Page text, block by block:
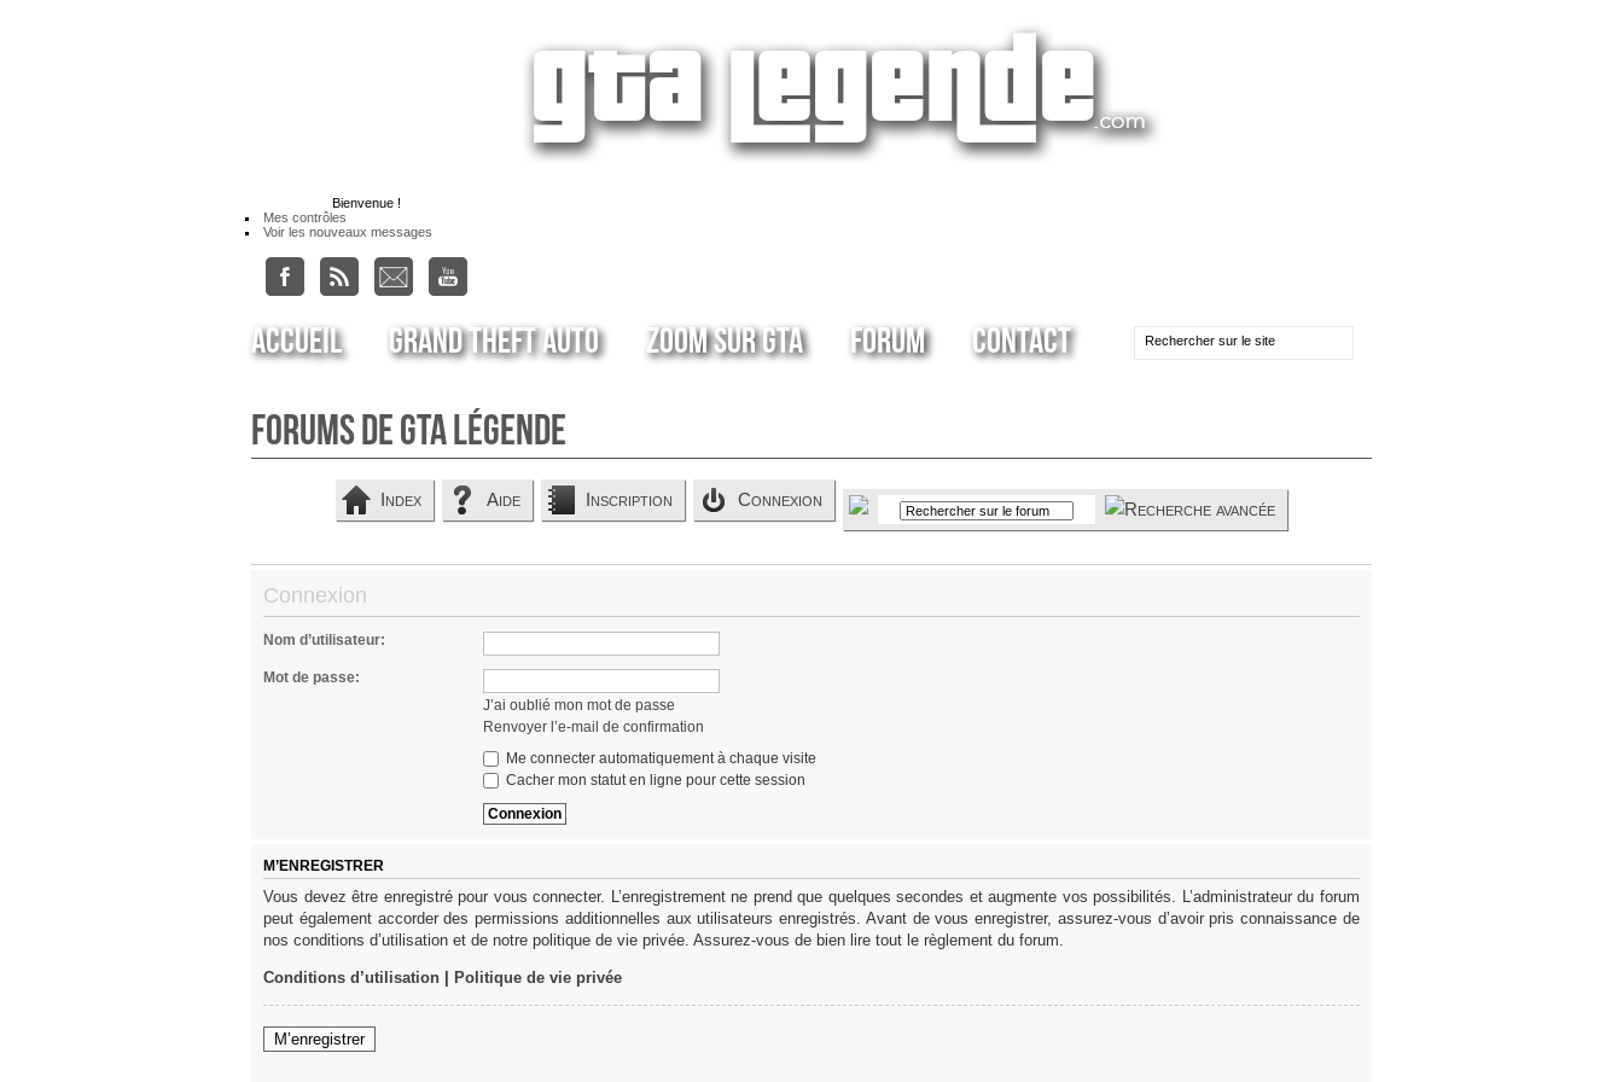
Bienvenue !
Mes contrôles
Voir les nouveaux messages
Accueil Grand Theft Auto Zoom sur GTA Forum Contact
Forums de GTA Légende
Index Aide Inscription Connexion
Connexion
Nom d’utilisateur:
Mot de passe:
J’ai oublié mon mot de passe
Renvoyer l’e-mail de confirmation
Me connecter automatiquement à chaque visite
Cacher mon statut en ligne pour cette session
M’ENREGISTRER
Vous devez être enregistré pour vous connecter. L’enregistrement ne prend que quelques secondes et augmente vos possibilités. L’administrateur du forum
peut également accorder des permissions additionnelles aux utilisateurs enregistrés. Avant de vous enregistrer, assurez-vous d’avoir pris connaissance de
nos conditions d’utilisation et de notre politique de vie privée. Assurez-vous de bien lire tout le règlement du forum.
Conditions d’utilisation Politique de vie privée
M’enregistrer